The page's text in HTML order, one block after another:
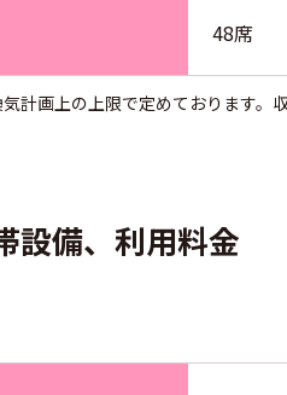
48席
計画上の上限で定めております。
設備、利用料金